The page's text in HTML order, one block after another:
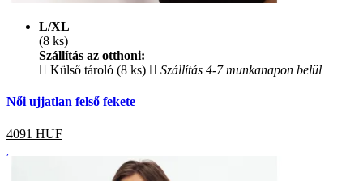
L/XL
(8 ks)
Szállítás az otthoni:
Külső tároló (8 ks)
Szállítás 4-7 munkanapon belül
Női ujjatlan felső fekete
4091 HUF